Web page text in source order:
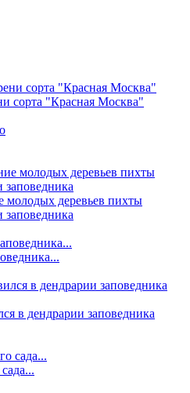
сорта "Красная Москва"
молодых деревьев пихты
заповедника
в дендрарии заповедника